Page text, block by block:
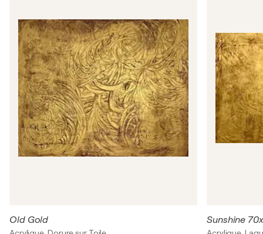
Old Gold Sunshine